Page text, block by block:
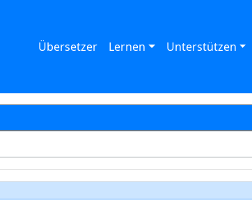
Übersetzer Lernen Unterstützen